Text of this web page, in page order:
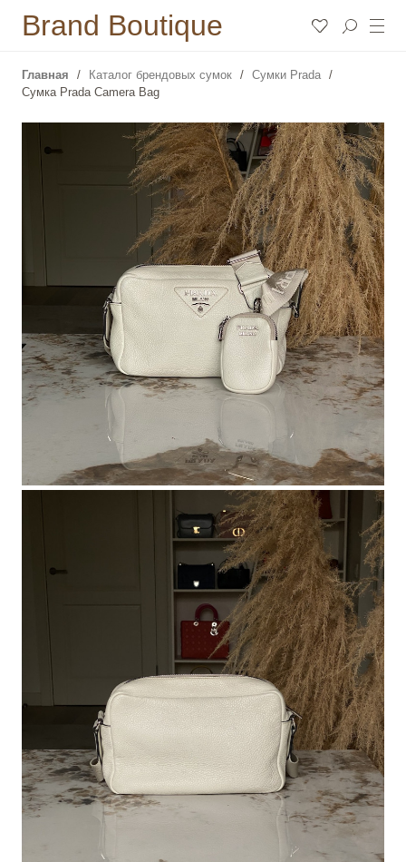
Brand Boutique
Главная Каталог брендовых сумок
Сумки Prada
Cумка Prada Camera Bag